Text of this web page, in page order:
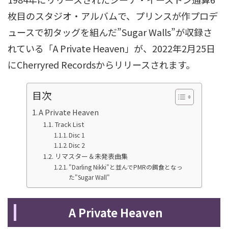
枚目のスタジオ・アルバムで、プリンスが作プロデ
ュースで初タッグを組んだ”Sugar Walls”が収録さ
れている「A Private Heaven」が、2022年2月25日
にCherryred Recordsからリリースされます。
目次
A Private Heaven
Track List
Disc 1
Disc 2
リマスター＆未発表曲集
"Darling Nikki"と並んでPMRの餌食となっ
た"Sugar Wall"
A Private Heaven